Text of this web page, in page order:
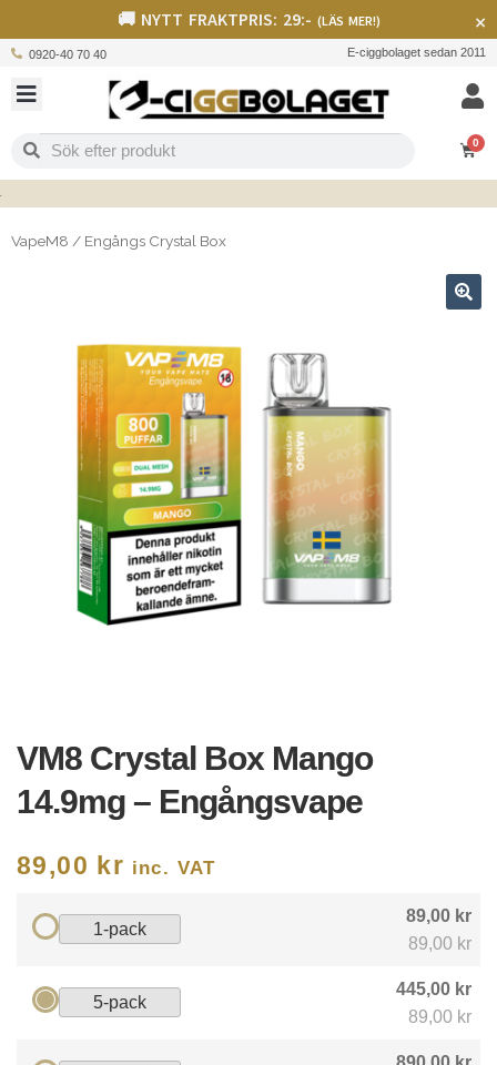
🚚 NYTT FRAKTPRIS: 29:- (LÄS MER!) ×
0920-40 70 40 E-ciggbolaget sedan 2011
0
VapeM8 / Engångs Crystal Box
VM8 Crystal Box Mango
14.9mg – Engångsvape
89,00 kr inc. VAT
1-pack
89,00 kr
89,00 kr
5-pack
445,00 kr
89,00 kr